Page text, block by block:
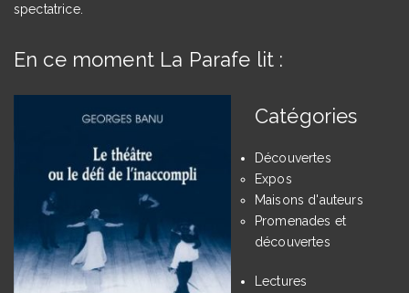
spectatrice.
En ce moment La Parafe lit :
Catégories
Découvertes
Expos
Maisons d'auteurs
Promenades et
découvertes
Lectures